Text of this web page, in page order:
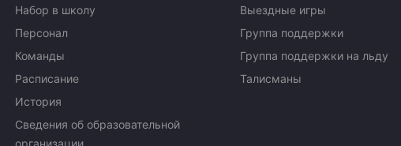
Набор в школу
Персонал
Команды
Расписание
История
Сведения об образовательной
организации
Выездные игры
Группа поддержки
Группа поддержки на льду
Талисманы